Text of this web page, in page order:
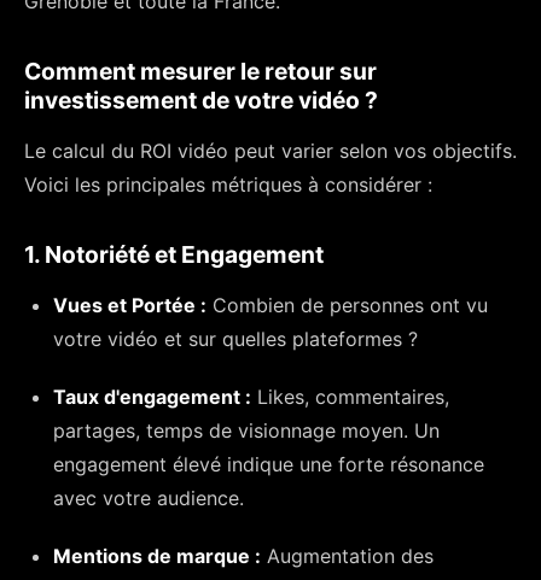
Comment mesurer le retour sur
investissement de votre vidéo ?
Le calcul du ROI vidéo peut varier selon vos objectifs.
Voici les principales métriques à considérer :
1. Notoriété et Engagement
Vues et Portée : Combien de personnes ont vu
votre vidéo et sur quelles plateformes ?
Taux d'engagement : Likes, commentaires,
partages, temps de visionnage moyen. Un
engagement élevé indique une forte résonance
avec votre audience.
Mentions de marque : Augmentation des